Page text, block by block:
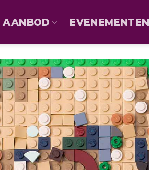
AANBOD EVENEMENTEN